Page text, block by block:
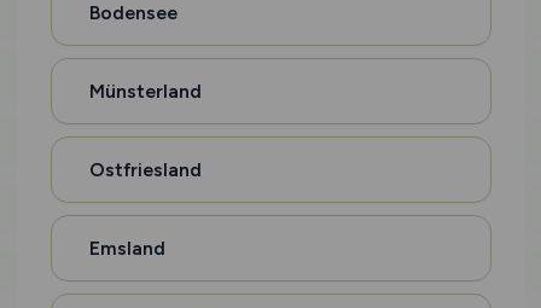
Bodensee
Münsterland
Ostfriesland
Emsland